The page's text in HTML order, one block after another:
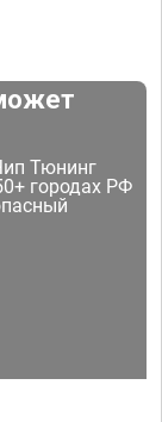
Тюнинг
городах РФ